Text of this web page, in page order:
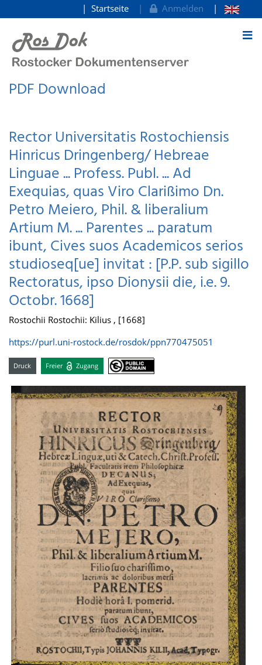
zum Inhalt
Startseite Anmelden
PDF Download
Rector Universitatis Rostochiensis
Hinricus Dringenberg/ Hebreae
Linguae ... Profess. Publ. ... Ad
Exequias, quas Viro Clarißimo Dn.
Petro Meiero, Phil. & liberalium
Artium M. ... Parentes ... paratum
ibunt, Cives suos Academicos serios
studioseq[ue] invitat : [P.P. sub sigillo
Rectoratus, ipso Dionysii die, i.e. 9.
Octobr. 1668]
Rostochii Rostochii: Kilius , [1668]
https://purl.uni-rostock.de/rosdok/ppn770475051
Druck Freier Zugang